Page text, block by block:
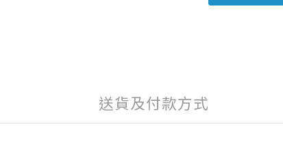
送貨及付款方式